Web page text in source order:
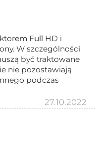
Full HD i
W szczególności
być traktowane
nie pozostawiają
podczas
27.10.2022